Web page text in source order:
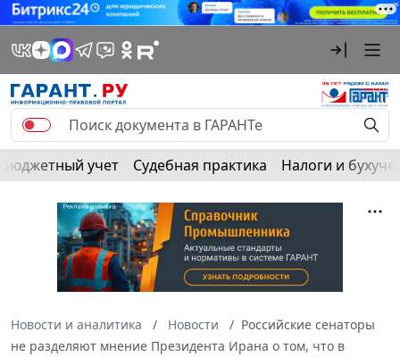
Бюджетный учет Судебная практика Налоги и
Новости и аналитика Новости
Российские сенаторы
не разделяют мнение Президента Ирана о том, что в